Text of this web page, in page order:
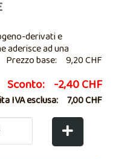
derivati e
aderisce ad una
con una tenuta di
dall’aspetto ...
Prezzo base: 9,20 CHF
Sconto: -2,40 CHF
IVA esclusa: 7,00 CHF